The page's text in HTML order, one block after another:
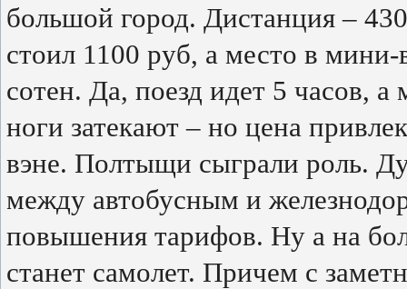
большой город. Дистанция –
стоил 1100 руб, а место в
сотен. Да, поезд идет 5 часов,
ноги затекают – но цена
вэне. Полтыщи сыграли роль.
между автобусным и
повышения тарифов. Ну а на
станет самолет. Причем с